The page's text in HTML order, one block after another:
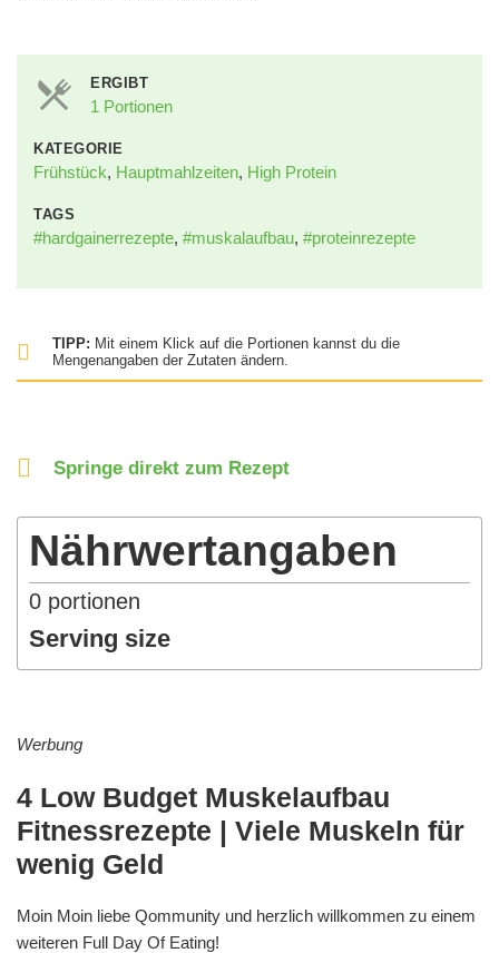
ERGIBT
1 Portionen
KATEGORIE
Frühstück, Hauptmahlzeiten, High Protein
TAGS
#hardgainerrezepte, #muskalaufbau, #proteinrezepte
TIPP: Mit einem Klick auf die Portionen kannst du die
Mengenangaben der Zutaten ändern.
Springe direkt zum Rezept
Nährwertangaben
0 portionen
Serving size
Werbung
4 Low Budget Muskelaufbau
Fitnessrezepte | Viele Muskeln für
wenig Geld
Moin Moin liebe Qommunity und herzlich willkommen zu einem
weiteren Full Day Of Eating!